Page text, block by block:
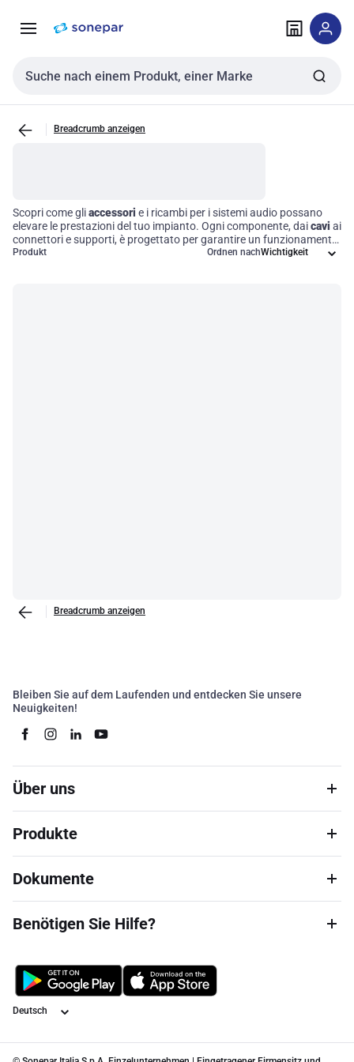
NavigationInhalt
Sucheingabe
Breadcrumb anzeigen
Scopri come gliaccessori e i ricambi per i sistemi audio possano
elevare le prestazioni del tuo impianto. Ogni componente, daicavi ai
connettori e supporti, è progettato per garantire un funzionamento
impeccabile e una qualità sonora senza compromessi. Investire in
Produkt Ordnen nach
Breadcrumb anzeigen
Bleiben Sie auf dem Laufenden und entdecken Sie unsere
Neuigkeiten!
Über uns
Produkte
Dokumente
Benötigen Sie Hilfe?
Sprache